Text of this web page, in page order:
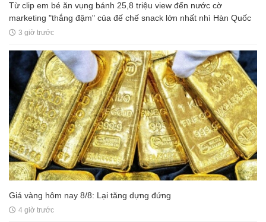
Từ clip em bé ăn vụng bánh 25,8 triệu view đến nước cờ
marketing "thắng đậm" của đế chế snack lớn nhất nhì Hàn Quốc
3 giờ trước
Giá vàng hôm nay 8/8: Lại tăng dựng đứng
4 giờ trước